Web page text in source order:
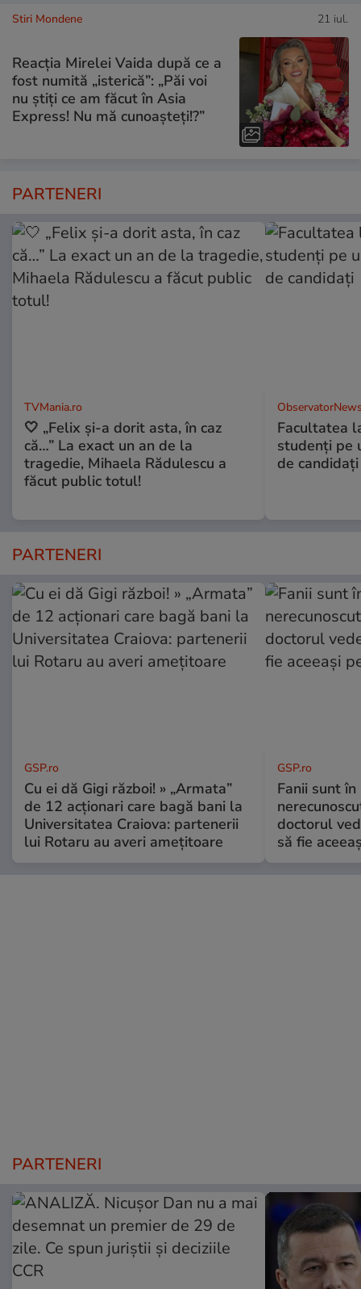
Stiri Mondene 21 iul.
Reacția Mirelei Vaida după ce a
fost numită „isterică”: „Păi voi
nu știți ce am făcut în Asia
Express! Nu mă cunoașteți!?”
PARTENERI
TVMania.ro
🤍 „Felix și-a dorit asta, în caz
că…” La exact un an de la
tragedie, Mihaela Rădulescu a
făcut public totul!
Facultatea
studenţi pe
de candidaţi
PARTENERI
GSP.ro
Cu ei dă Gigi război! » „Armata”
de 12 acționari care bagă bani la
Universitatea Craiova: partenerii
lui Rotaru au averi amețitoare
GSP.ro
Fanii sunt în
doctorul
să fie
PARTENERI